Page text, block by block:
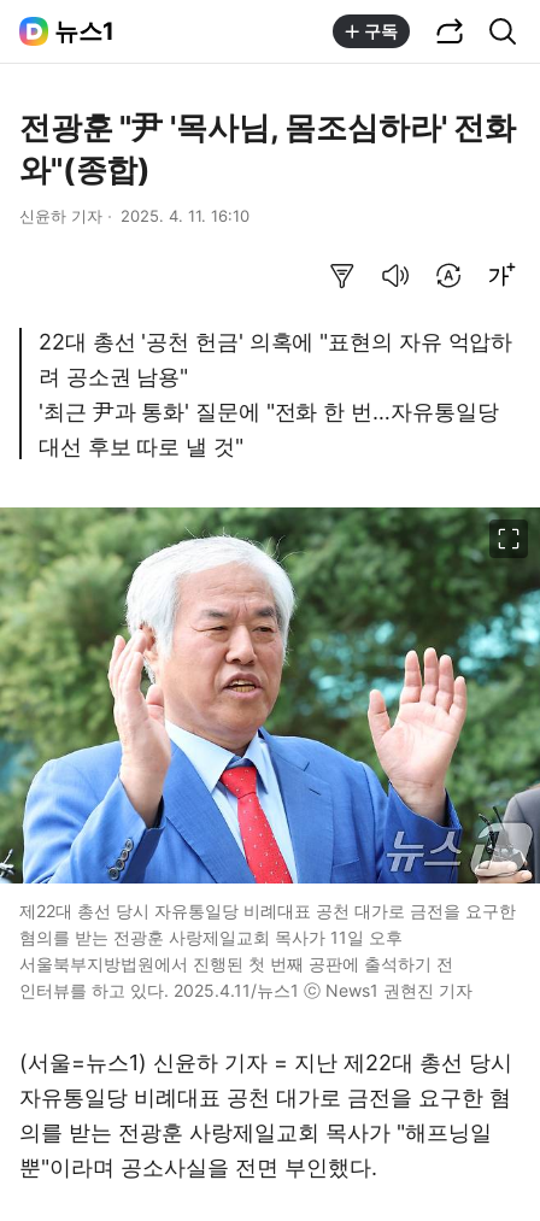
뉴스1 구독
전광훈 "尹 '목사님, 몸조심하라' 전화
와"(종합)
신윤하 기자 2025. 4. 11. 16:10
22대 총선 '공천 헌금' 의혹에 "표현의 자유 억압하
려 공소권 남용"
'최근 尹과 통화' 질문에 "전화 한 번…자유통일당
대선 후보 따로 낼 것"
제22대 총선 당시 자유통일당 비례대표 공천 대가로 금전을 요구한
혐의를 받는 전광훈 사랑제일교회 목사가 11일 오후
서울북부지방법원에서 진행된 첫 번째 공판에 출석하기 전
인터뷰를 하고 있다. 2025.4.11/뉴스1 ⓒ News1 권현진 기자
(서울=뉴스1) 신윤하 기자 = 지난 제22대 총선 당시
자유통일당 비례대표 공천 대가로 금전을 요구한 혐
의를 받는 전광훈 사랑제일교회 목사가 "해프닝일
뿐"이라며 공소사실을 전면 부인했다.